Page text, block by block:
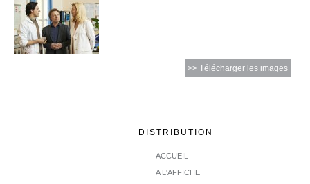
>> Télécharger les images
DISTRIBUTION
ACCUEIL
A L'AFFICHE